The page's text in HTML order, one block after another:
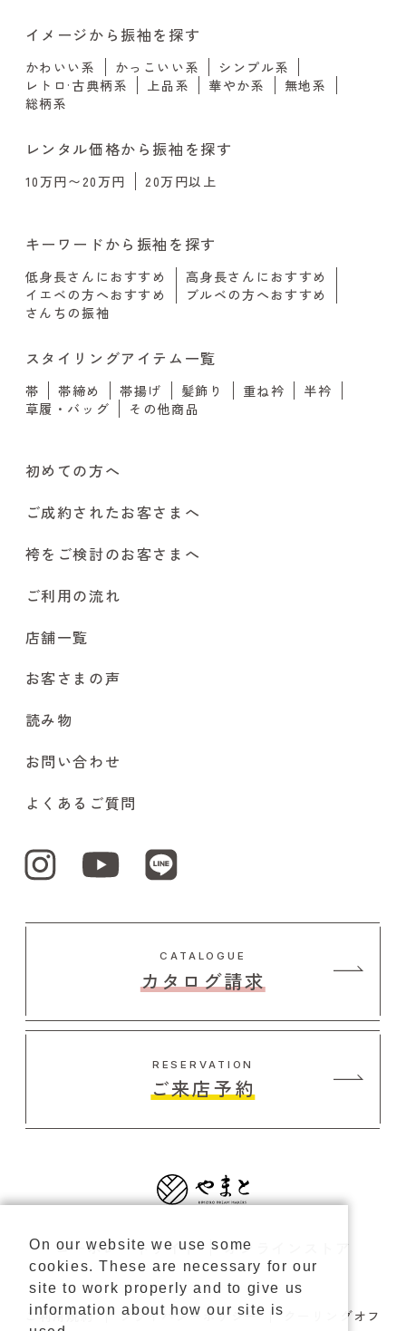
イメージから振袖を探す
かわいい系 かっこいい系
シンプル系
レトロ·古典柄系
上品系 華やか系
無地系
総柄系
レンタル価格から振袖を探す
10万円〜20万円 20万円以上
キーワードから振袖を探す
低身長さんにおすすめ
高身長さんにおすすめ
イエベの方へおすすめ
ブルベの方へおすすめ
さんちの振袖
スタイリングアイテム一覧
帯 帯締め 帯揚げ 髪飾り 重ね衿
半衿
草履・バッグ
その他商品
初めての方へ
ご成約されたお客さまへ
袴をご検討のお客さまへ
ご利用の流れ
店舗一覧
お客さまの声
読み物
お問い合わせ
よくあるご質問
CATALOGUE
カタログ請求
RESERVATION
ご来店予約
コーポレートサイト オンラインストア
ご利用規約 プライバシーポリシー クーリングオフ
On our website we use some
cookies. These are necessary for our
site to work properly and to give us
information about how our site is